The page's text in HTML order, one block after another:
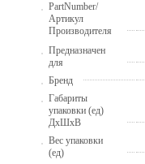
PartNumber/
Артикул
Производителя
Предназначен
для
Бренд
Габариты
упаковки (ед)
ДхШхВ
Вес упаковки
(ед)